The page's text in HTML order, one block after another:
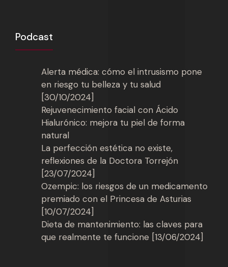
Podcast
Alerta médica: cómo el intrusismo pone
en riesgo tu belleza y tu salud
[30/10/2024]
Rejuvenecimiento facial con Ácido
Hialurónico: mejora tu piel de forma
natural
La perfección estética no existe,
reflexiones de la Doctora Torrejón
[23/07/2024]
Ozempic: los riesgos de un medicamento
premiado con el Princesa de Asturias
[10/07/2024]
Dieta de mantenimiento: las claves para
que realmente te funcione [13/06/2024]